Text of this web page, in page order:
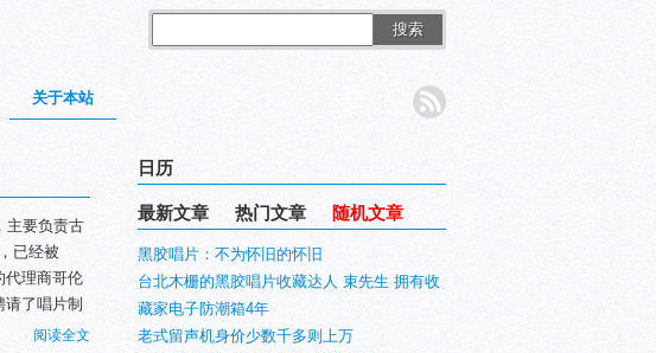
搜索
关于本站
主要负责古
已经被
代理商哥伦
了唱片制
阅读全文
日历
最新文章 热门文章 随机文章
黑胶唱片：不为怀旧的怀旧
台北木栅的黑胶唱片收藏达人 束先生 拥有收
藏家电子防潮箱4年
老式留声机身价少数千多则上万